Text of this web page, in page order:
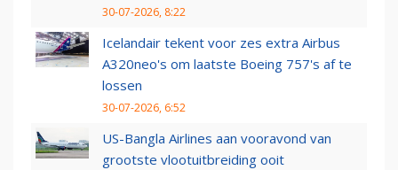
30-07-2026, 8:22
Icelandair tekent voor zes extra Airbus
A320neo's om laatste Boeing 757's af te
lossen
30-07-2026, 6:52
US-Bangla Airlines aan vooravond van
grootste vlootuitbreiding ooit